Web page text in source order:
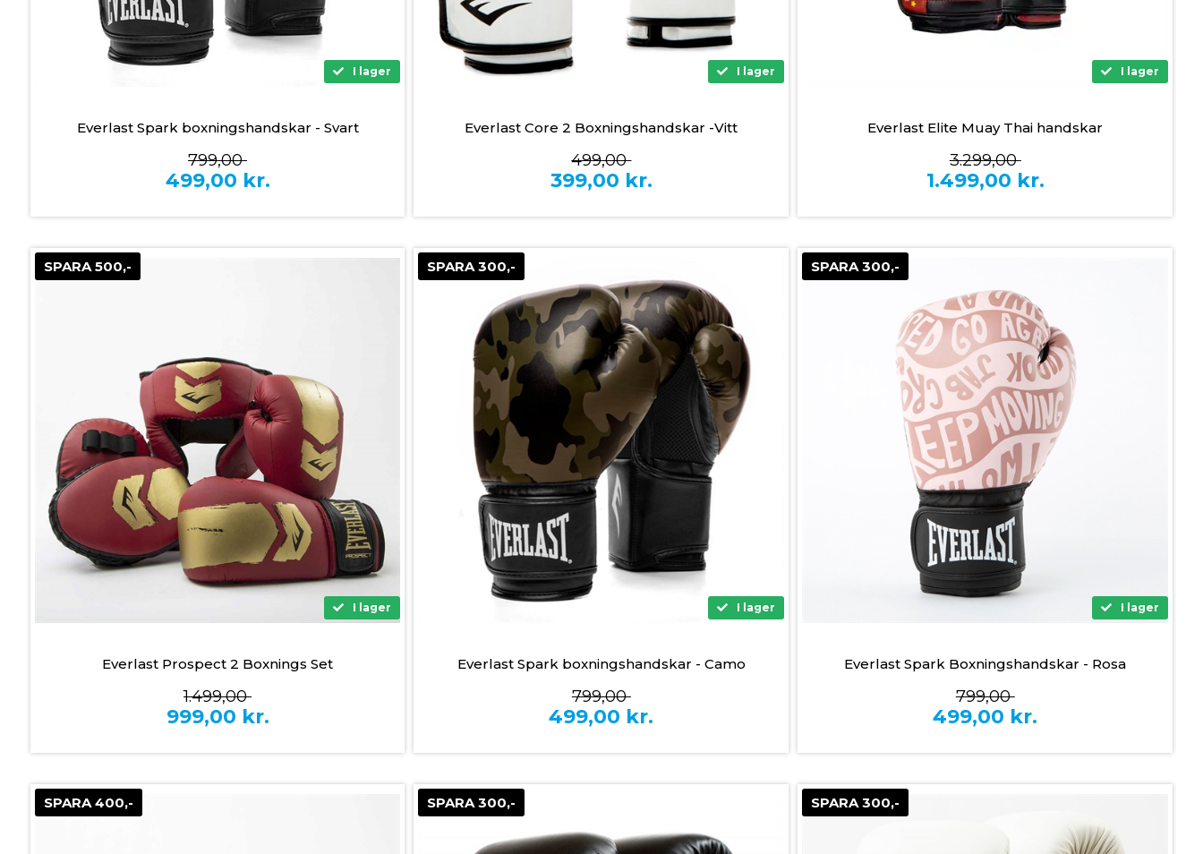
I lager
Everlast Spark boxningshandskar - Svart
799,00
499,00 kr.
I lager
Everlast Core 2 Boxningshandskar -Vitt
499,00
399,00 kr.
I lager
Everlast Elite Muay Thai handskar
3.299,00
1.499,00 kr.
SPARA 500,-
I lager
Everlast Prospect 2 Boxnings Set
1.499,00
999,00 kr.
SPARA 300,-
I lager
Everlast Spark boxningshandskar - Camo
799,00
499,00 kr.
SPARA 300,-
I lager
Everlast Spark Boxningshandskar - Rosa
799,00
499,00 kr.
SPARA 400,- SPARA 300,- SPARA 300,-